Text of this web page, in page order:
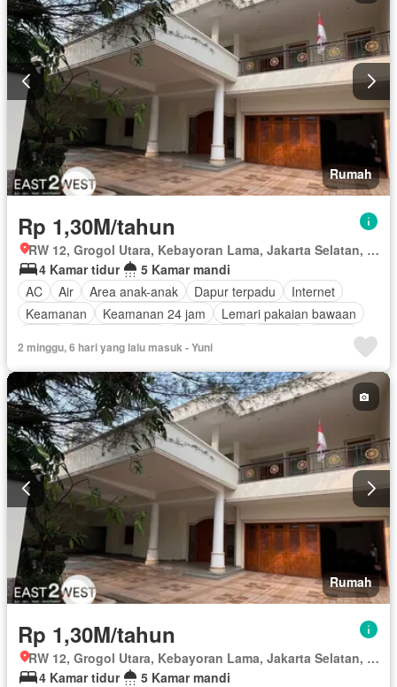
Rumah
Rp 1,30M/tahun
RW 12, Grogol Utara, Kebayoran Lama, Jakarta Selatan, Daerah Khusus Ibukota Jakarta
4 Kamar tidur
5 Kamar mandi
AC
Air Area anak-anak Dapur terpadu
Internet
Keamanan
Keamanan 24 jam
Lemari pakaian bawaan
Teras
Halaman
2 minggu, 6 hari yang lalu masuk - Yuni
Rumah
Rp 1,30M/tahun
RW 12, Grogol Utara, Kebayoran Lama, Jakarta Selatan, Daerah Khusus Ibukota Jakarta
4 Kamar tidur
5 Kamar mandi